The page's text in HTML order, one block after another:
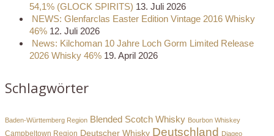
54,1% (GLOCK SPIRITS) 13. Juli 2026
NEWS: Glenfarclas Easter Edition Vintage 2016 Whisky
46% 12. Juli 2026
News: Kilchoman 10 Jahre Loch Gorm Limited Release
2026 Whisky 46% 19. April 2026
Schlagwörter
Baden-Württemberg Region Blended Scotch Whisky Bourbon Whiskey
Campbeltown Region Deutscher Whisky Deutschland Diageo